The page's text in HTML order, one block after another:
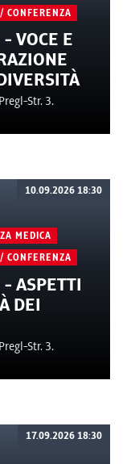
CONFERENZA
VOCE E
Str. 3.
MEDICA
CONFERENZA
- ASPETTI
DEI
Str. 3.
10.09.2026 18:30
17.09.2026 18:30